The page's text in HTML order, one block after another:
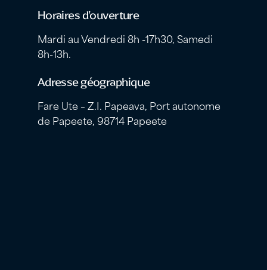
Horaires d’ouverture
Mardi au Vendredi 8h -17h30, Samedi
8h-13h.
Adresse géographique
Fare Ute – Z.I. Papeava, Port autonome
de Papeete, 98714 Papeete